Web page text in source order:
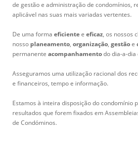
de gestão e administração de condomínios,
aplicável nas suas mais variadas vertentes.
De uma forma eficientee eficaz, os nossos
nosso planeamento, organização, gestãoe
permanente acompanhamentodo dia-a-dia
Asseguramos uma utilização racional dos
e financeiros, tempo e informação.
Estamos à inteira disposição do condomínio
resultados que forem fixados em
de Condóminos.